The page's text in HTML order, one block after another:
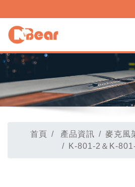
首頁 產品資訊 麥克風
K-801-2＆K-